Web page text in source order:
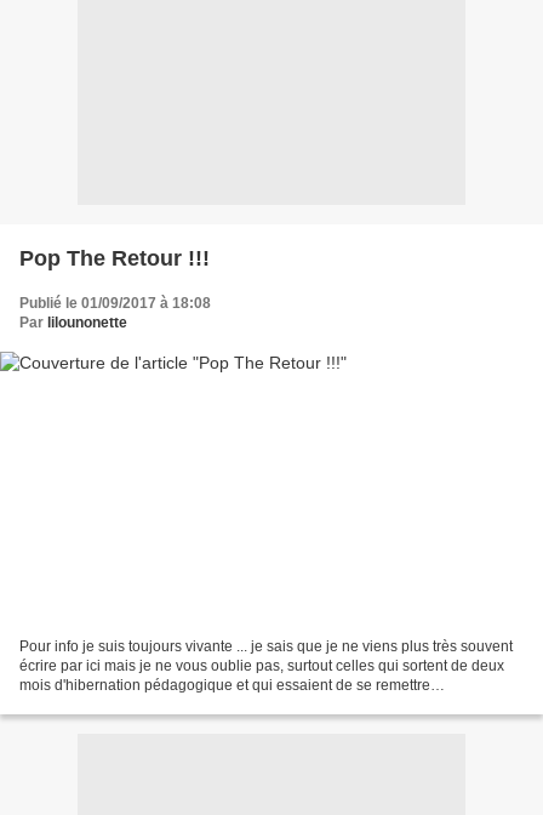
Pop The Retour !!!
Publié le 01/09/2017 à 18:08
Par lilounonette
Pour info je suis toujours vivante ... je sais que je ne viens plus très souvent
écrire par ici mais je ne vous oublie pas, surtout celles qui sortent de deux
mois d'hibernation pédagogique et qui essaient de se remettre